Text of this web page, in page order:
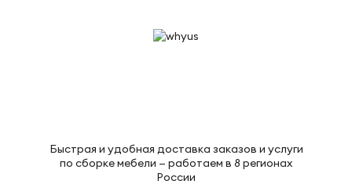
Быстрая и удобная доставка заказов и услуги
по сборке мебели — работаем в 8 регионах
России